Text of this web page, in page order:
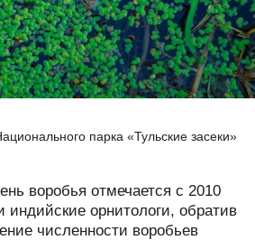
парка «Тульские засеки»
воробья отмечается с 2010
индийские орнитологи, обратив
численности воробьев